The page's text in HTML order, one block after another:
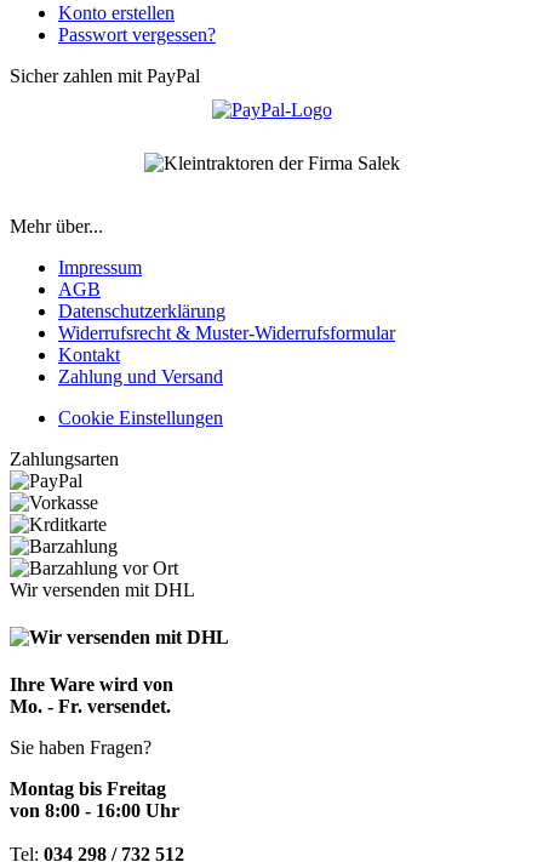
Konto erstellen
Passwort vergessen?
Sicher zahlen mit PayPal
Mehr über...
Impressum
AGB
Datenschutzerklärung
Widerrufsrecht & Muster-Widerrufsformular
Kontakt
Zahlung und Versand
Cookie Einstellungen
Zahlungsarten
Wir versenden mit DHL
Ihre Ware wird von
Mo. - Fr. versendet.
Sie haben Fragen?
Montag bis Freitag
von 8:00 - 16:00 Uhr
Tel: 034 298 / 732 512